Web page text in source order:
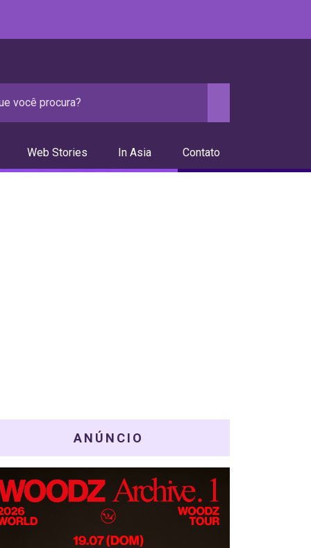
Web Stories In Asia Contato
ANÚNCIO